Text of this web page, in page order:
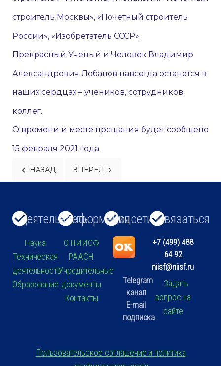
строитель Москвы», «Почетный строитель
России», «Изобретатель СССР».
Прекрасный Ученый и Человек Владимир
Александрович Лобанов навсегда останется в
наших сердцах – учеников, сотрудников,
коллег.
О времени и месте прощания будет сообщено
15 февраля 2021 года.
ПРЕДЫДУЩИЙ: НОВОСТИ 45
НАЗАД СЛЕДУЮЩИЙ: НОВОСТИ 47
ВПЕРЕД
Деятельность
Наука
Техническая
деятельность
Образование
Информация
О НИИСФ
РААСН
Учредительные
документы
Контакты
Соцсети
Telegram
канал
E-mail
подписка
Связаться
+7 (499) 488
64 92
niisf@niisf.ru
Задать
вопрос на
сайте
Пользовательское соглашение и политика